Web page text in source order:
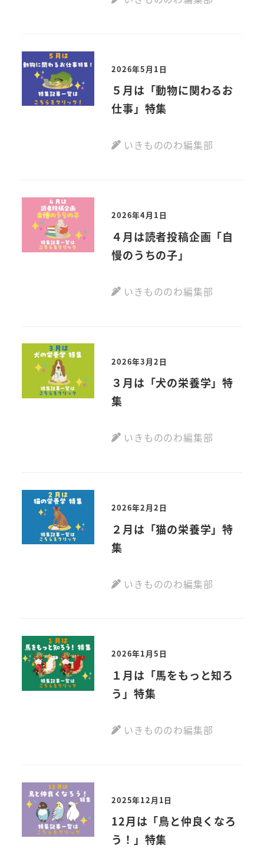
2026年5月1日
５月は「動物に関わるお
仕事」特集
いきもののわ編集部
2026年4月1日
４月は読者投稿企画「自
慢のうちの子」
いきもののわ編集部
2026年3月2日
３月は「犬の栄養学」特
集
いきもののわ編集部
2026年2月2日
２月は「猫の栄養学」特
集
いきもののわ編集部
2026年1月5日
１月は「馬をもっと知ろ
う」特集
いきもののわ編集部
2025年12月1日
12月は「鳥と仲良くなろ
う！」特集